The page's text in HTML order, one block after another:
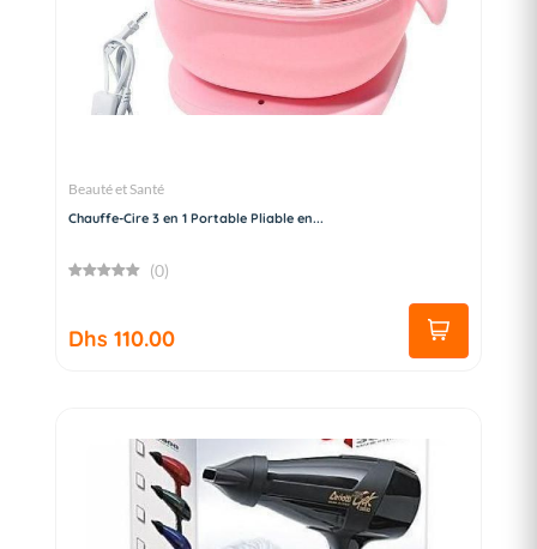
Beauté et Santé
Chauffe-Cire 3 en 1 Portable Pliable en...
(0)
Dhs 110.00